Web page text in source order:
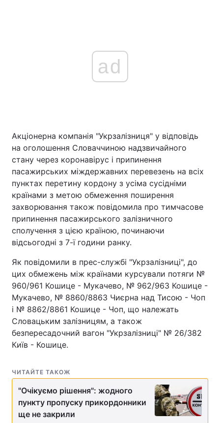
Україна Політика
Спорт Наука
Техно і зв'язок Лайт
Зброя Інциденти
Здоров'я Туризм
Цікавинки Погода
Екологія Регіони
Лонгріди
Відео з Youtube Статті
Архів Вакансії
Контакти
ad
Акціонерна компанія "Укрзалізниця" у відповідь
на оголошення Словаччиною надзвичайного
стану через коронавірус і припинення
пасажирських міждержавних перевезень на всіх
пунктах перетину кордону з усіма сусідніми
країнами з метою обмеження поширення
захворювання також повідомила про тимчасове
припинення пасажирського залізничного
сполучення з цією країною, починаючи
відсьогодні з 7-ї години ранку.
Як повідомили в прес-службі "Укрзалізниці", до
цих обмежень між країнами курсували потяги №
960/961 Кошице - Мукачево, № 962/963 Кошице -
Мукачево, № 8860/8863 Чиєрна над Тисою - Чоп
і № 8862/8861 Кошице - Чоп, що належать
Словацьким залізницям, а також
безпересадочний вагон "Укрзалізниці" № 26/382
Київ - Кошице.
ЧИТАЙТЕ ТАКОЖ
"Очікуємо рішення": жодного
пункту пропуску прикордонники
ще не закрили